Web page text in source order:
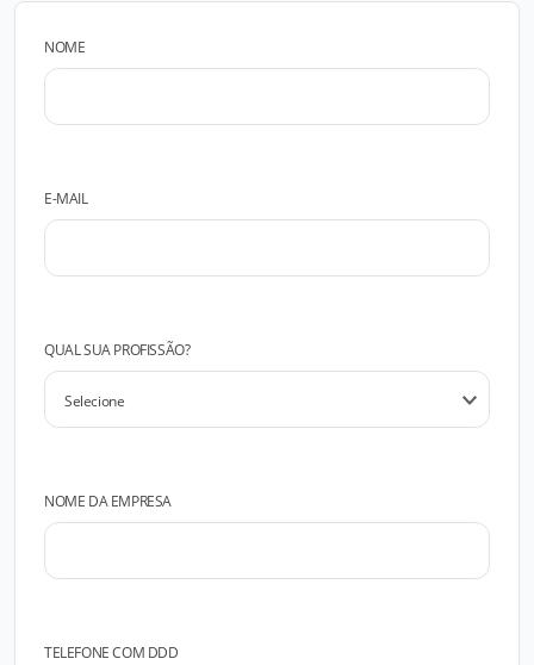
NOME
E-MAIL
QUAL SUA PROFISSÃO?
NOME DA EMPRESA
TELEFONE COM DDD